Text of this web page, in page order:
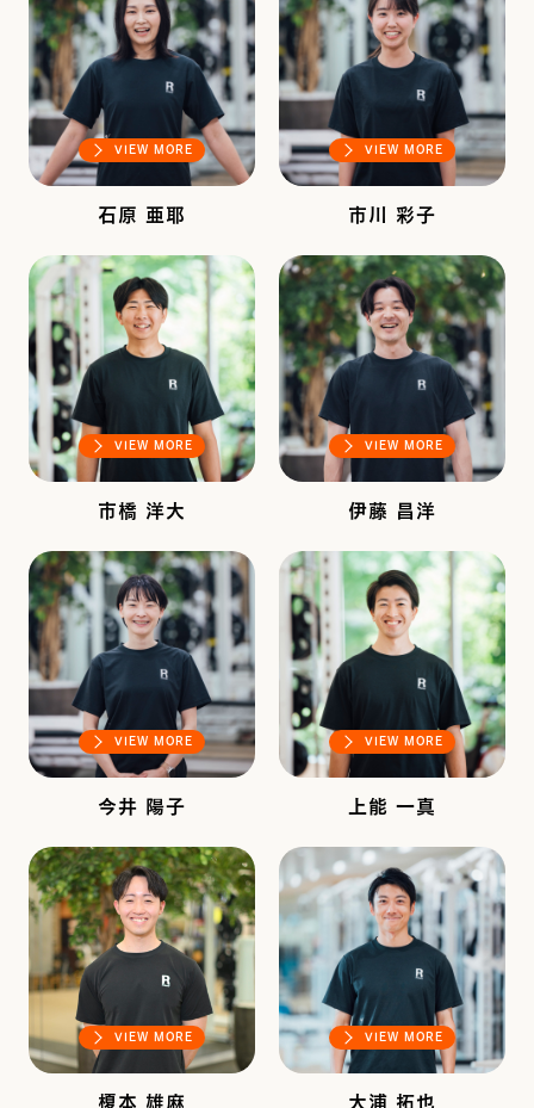
VIEW MORE
石原 亜耶
VIEW MORE
市川 彩子
VIEW MORE
市橋 洋大
VIEW MORE
伊藤 昌洋
VIEW MORE
今井 陽子
VIEW MORE
上能 一真
VIEW MORE
榎本 雄麻
VIEW MORE
大浦 拓也